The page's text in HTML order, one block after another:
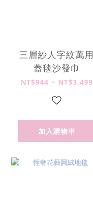
三層紗人字紋萬用
蓋毯沙發巾
NT$944 ~ NT$3,499
加入購物車